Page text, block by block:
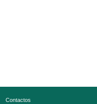
Contactos